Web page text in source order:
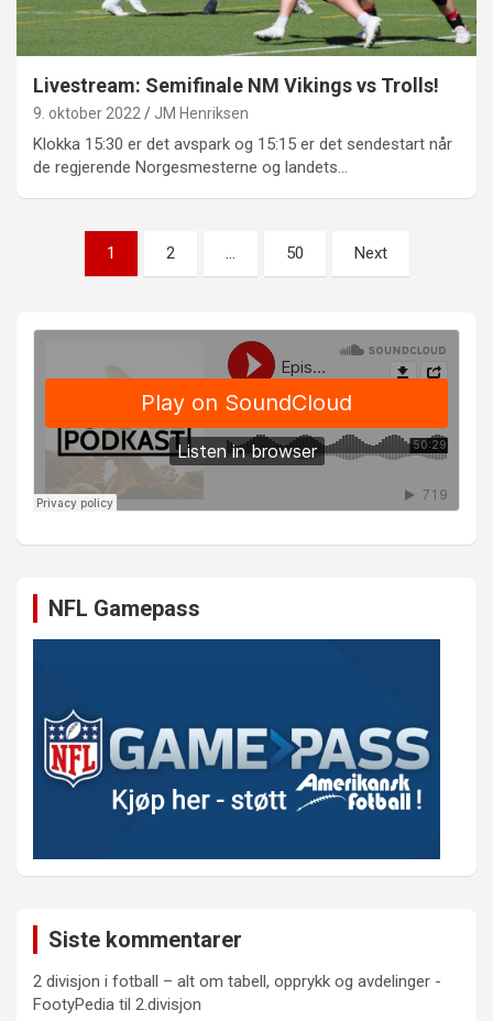
Livestream: Semifinale NM Vikings vs Trolls!
9. oktober 2022 JM Henriksen
Klokka 15:30 er det avspark og 15:15 er det sendestart når
de regjerende Norgesmesterne og landets…
Sidepaginering
1 2 50 Next
NFL Gamepass
Siste kommentarer
2 divisjon i fotball – alt om tabell, opprykk og avdelinger -
FootyPedia til 2.divisjon